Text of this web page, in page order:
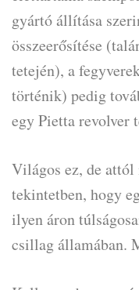
gyártó állítása
összeerősítése
tetején), a
történik) pedig
egy Pietta revolver
Világos ez, de attól
tekintetben, hogy
ilyen áron
csillag államában.